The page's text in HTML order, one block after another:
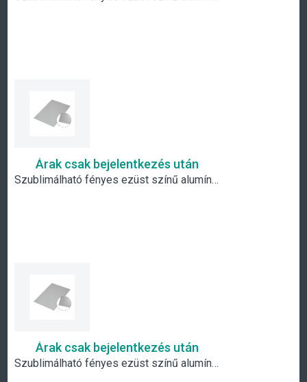
Árak csak bejelentkezés után
Szublimálható fényes ezüst színű alumínium lap - A4
Árak csak bejelentkezés után
Szublimálható fényes ezüst színű alumínium lap - A5